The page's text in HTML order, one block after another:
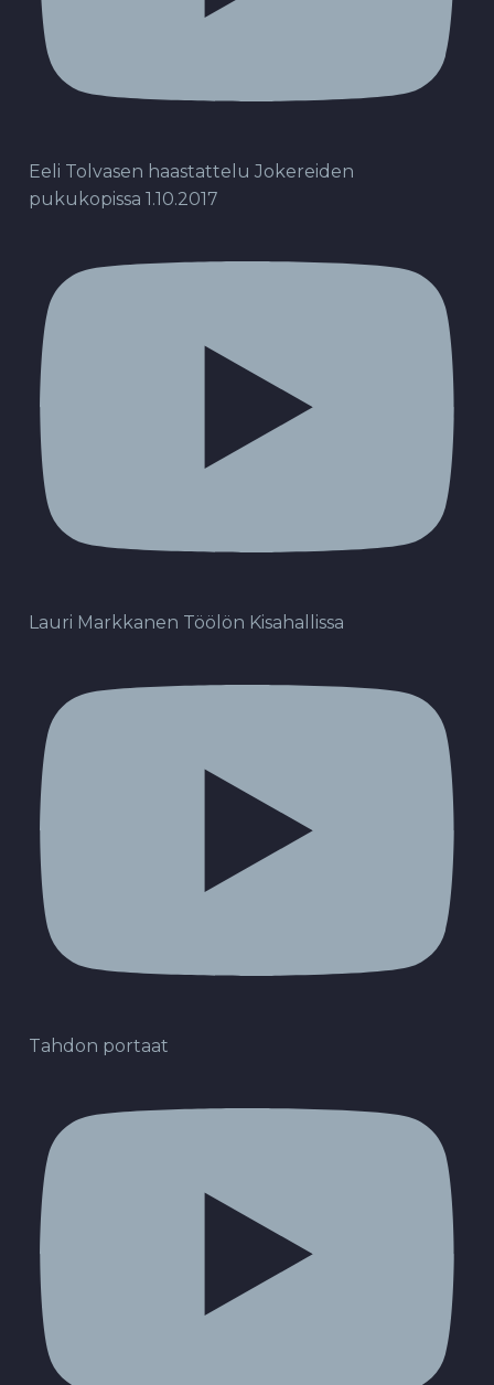
Eeli Tolvasen haastattelu Jokereiden
pukukopissa 1.10.2017
Lauri Markkanen Töölön Kisahallissa
Tahdon portaat